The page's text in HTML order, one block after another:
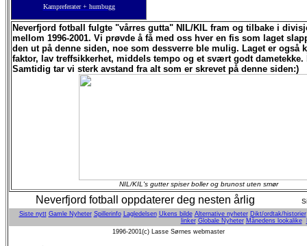
Kampreferater + humbugg
Neverfjord fotball fulgte "vårres gutta" NIL/KIL fram og tilbake i
mellom 1996-2001. Vi prøvde å få med oss hver en fis som laget
den ut på denne siden, noe som dessverre ble mulig. Laget er også
faktor, lav treffsikkerhet, middels tempo og et svært godt
Samtidig tar vi sterk avstand fra alt som er skrevet på denne siden:)
NIL/KIL's gutter spiser boller og brunost uten smør
Neverfjord fotball oppdaterer deg nesten årlig
Siste nytt Gamle Nyheter Spillerinfo Lagledelsen Ukens bilde Alternative nyheter Dikt/ordtak/historier
linker Globale Nyheter Månedens lookalike
1996-2001(c) Lasse Sørnes webmaster